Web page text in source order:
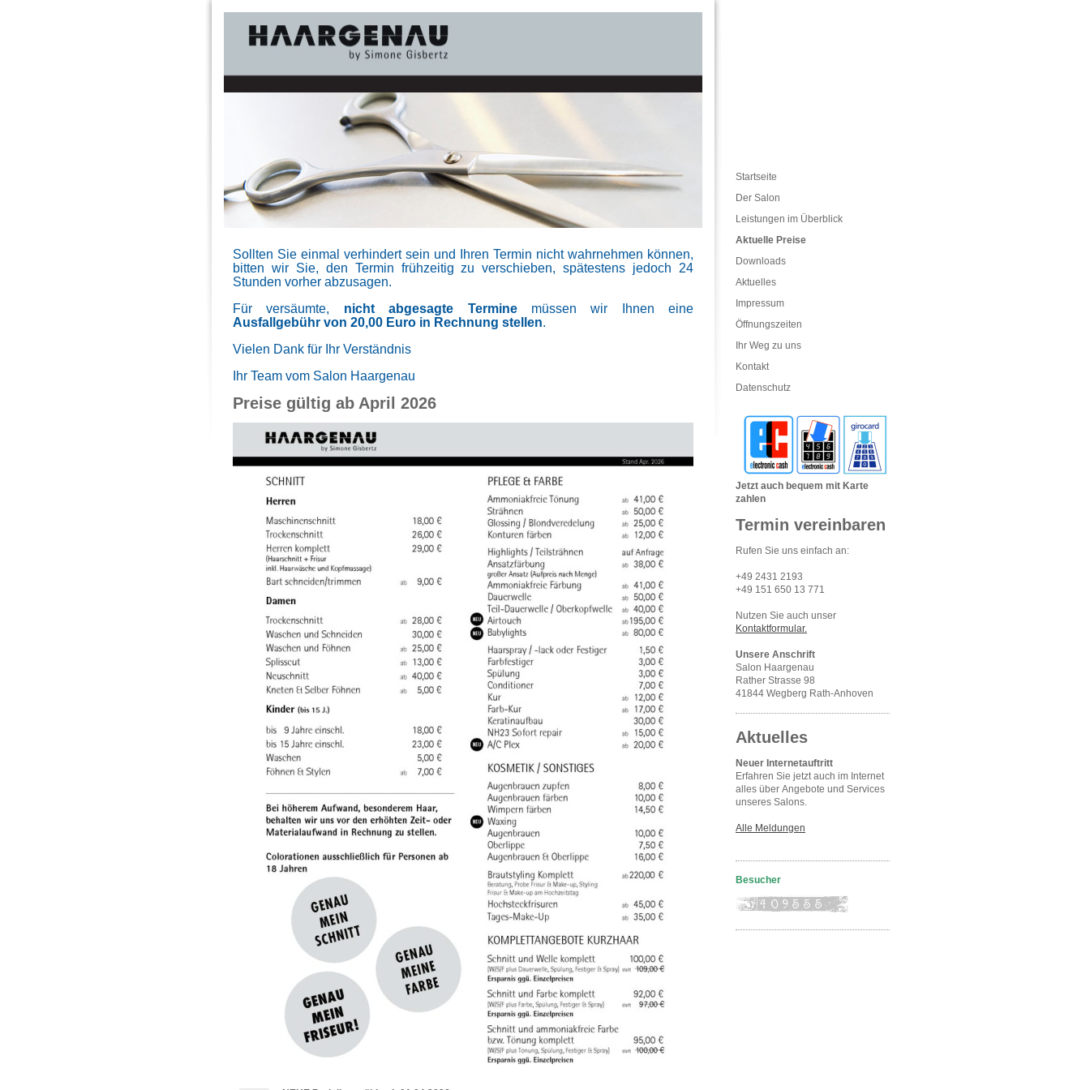
Startseite
Der Salon
Leistungen im Überblick
Aktuelle Preise
Downloads
Aktuelles
Impressum
Öffnungszeiten
Ihr Weg zu uns
Kontakt
Datenschutz
Jetzt auch bequem mit Karte
zahlen
Termin vereinbaren
Rufen Sie uns einfach an:
+49 2431 2193
+49 151 650 13 771
Nutzen Sie auch unser
Kontaktformular.
Unsere Anschrift
Salon Haargenau
Rather Strasse 98
41844 Wegberg Rath-Anhoven
Aktuelles
Neuer Internetauftritt
Erfahren Sie jetzt auch im Internet
alles über Angebote und Services
unseres Salons.
Alle Meldungen
Besucher
Sollten Sie einmal verhindert sein und Ihren Termin nicht wahrnehmen können,
bitten wir Sie, den Termin frühzeitig zu verschieben, spätestens jedoch 24
Stunden vorher abzusagen.
Für versäumte, nicht abgesagte Terminemüssen wir Ihnen eine
Ausfallgebühr von 20,00 Euro in Rechnung stellen.
Vielen Dank für Ihr Verständnis
Ihr Team vom Salon Haargenau
Preise gültig ab April 2026